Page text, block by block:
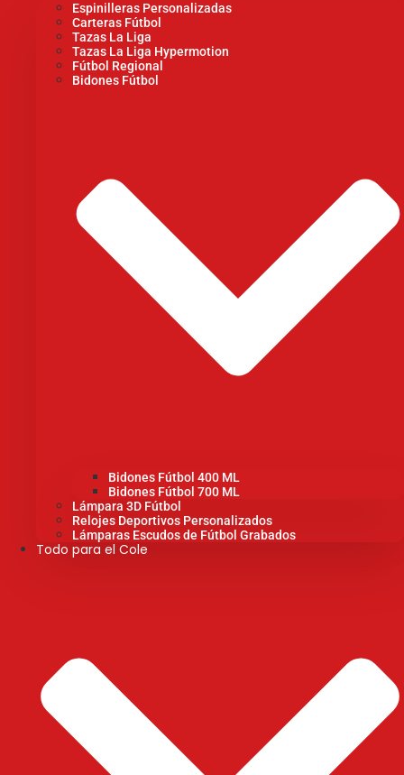
Espinilleras Personalizadas
Carteras Fútbol
Tazas La Liga
Tazas La Liga Hypermotion
Fútbol Regional
Bidones Fútbol
Bidones Fútbol 400 ML
Bidones Fútbol 700 ML
Lámpara 3D Fútbol
Relojes Deportivos Personalizados
Lámparas Escudos de Fútbol Grabados
Todo para el Cole